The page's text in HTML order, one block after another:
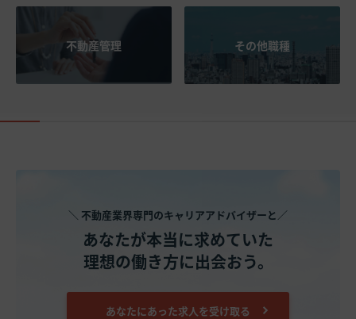
不動産管理 その他職種
＼ 不動産業界専門のキャリアアドバイザーと／
あなたが本当に求めていた
理想の働き方に出会おう。
あなたにあった求人を受け取る